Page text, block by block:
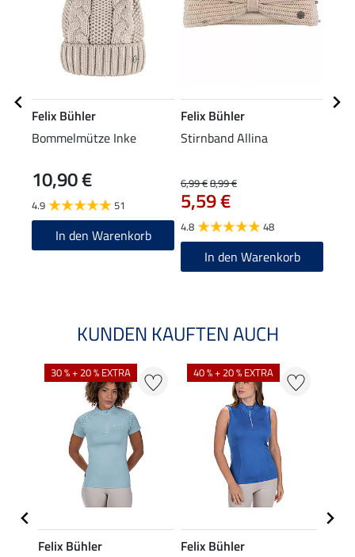
Felix Bühler
Bommelmütze Inke
10,90 €
4.9 51
In den Warenkorb
Felix Bühler
Stirnband Allina
6,99 €8,99 €
5,59 €
4.8 48
In den Warenkorb
KUNDEN KAUFTEN AUCH
30 % + 20 % EXTRA
Felix Bühler
40 % + 20 % EXTRA
Felix Bühler